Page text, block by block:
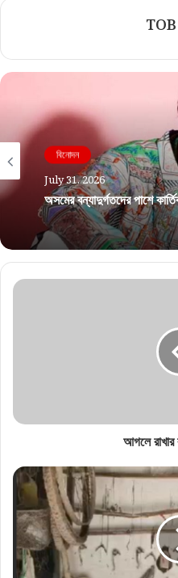
বিনোদন
July 31, 2026
অসমের বন্যাদুর্গতদের পাশে
আগলে রাখার